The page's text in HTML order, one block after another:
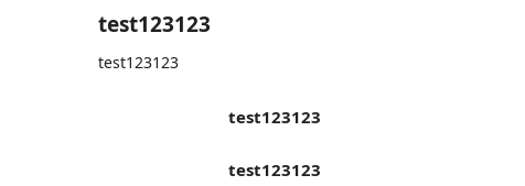
test123123
test123123
test123123
test123123